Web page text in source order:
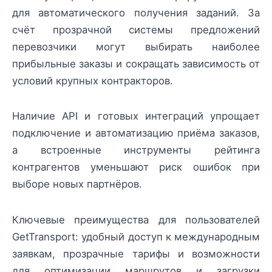
для автоматического получения заданий. За
счёт прозрачной системы предложений
перевозчики могут выбирать наиболее
прибыльные заказы и сокращать зависимость от
условий крупных контракторов.
Наличие API и готовых интеграций упрощает
подключение и автоматизацию приёма заказов,
а встроенные инструменты рейтинга
контрагентов уменьшают риск ошибок при
выборе новых партнёров.
Ключевые преимущества для пользователей
GetTransport: удобный доступ к международным
заявкам, прозрачные тарифы и возможности